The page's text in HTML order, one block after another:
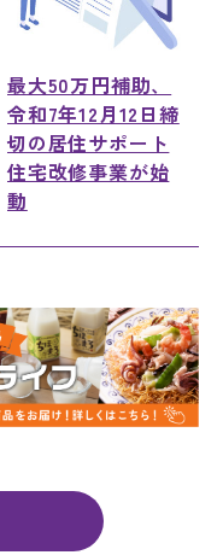
最大50万円補助、
令和7年12月12日締
切の居住サポート
住宅改修事業が始
動